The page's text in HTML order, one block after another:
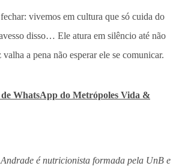
vivemos em cultura que só cuida do
disso… Ele atura em silêncio até não
a pena não esperar ele se comunicar.
WhatsApp do Metrópoles Vida &
é nutricionista formada pela UnB e